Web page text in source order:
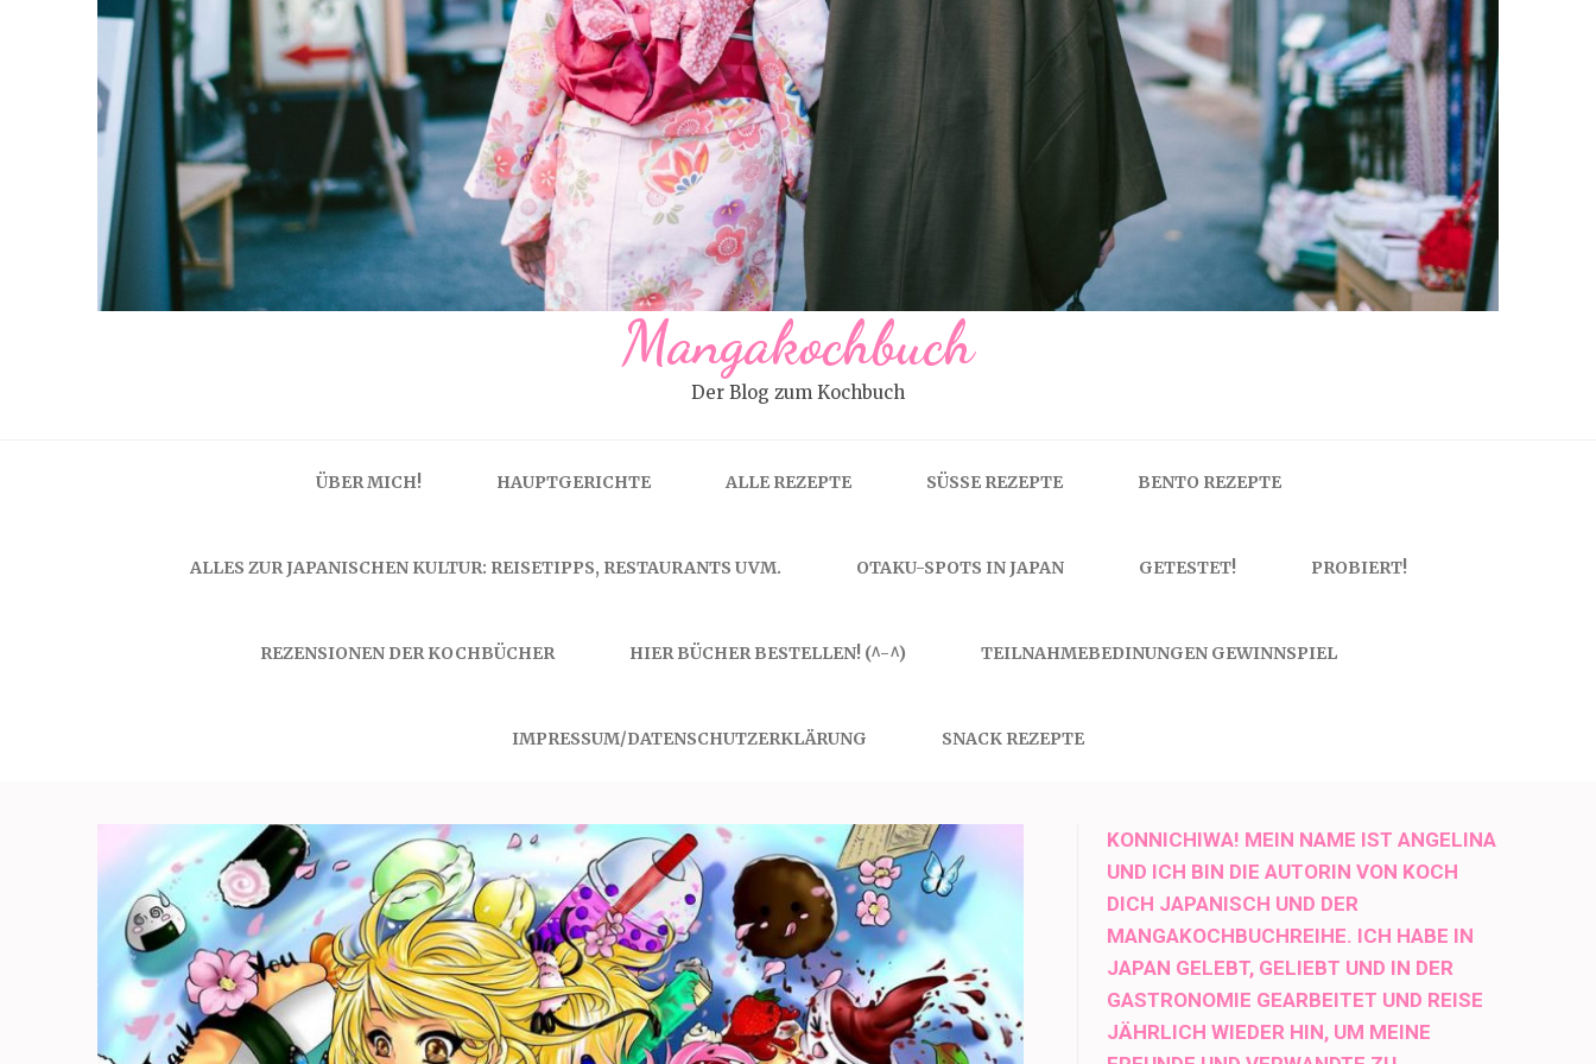
Mangakochbuch
Der Blog zum Kochbuch
ÜBER MICH! HAUPTGERICHTE ALLE REZEPTE SÜSSE REZEPTE BENTO REZEPTE
ALLES ZUR JAPANISCHEN KULTUR: REISETIPPS, RESTAURANTS UVM. OTAKU-SPOTS IN JAPAN GETESTET! PROBIERT!
REZENSIONEN DER KOCHBÜCHER HIER BÜCHER BESTELLEN! (^-^) TEILNAHMEBEDINUNGEN GEWINNSPIEL
IMPRESSUM/DATENSCHUTZERKLÄRUNG SNACK REZEPTE
KONNICHIWA! MEIN NAME IST ANGELINA
UND ICH BIN DIE AUTORIN VON KOCH
DICH JAPANISCH UND DER
MANGAKOCHBUCHREIHE. ICH HABE IN
JAPAN GELEBT, GELIEBT UND IN DER
GASTRONOMIE GEARBEITET UND REISE
JÄHRLICH WIEDER HIN, UM MEINE